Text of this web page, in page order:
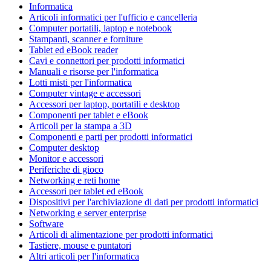
Informatica
Articoli informatici per l'ufficio e cancelleria
Computer portatili, laptop e notebook
Stampanti, scanner e forniture
Tablet ed eBook reader
Cavi e connettori per prodotti informatici
Manuali e risorse per l'informatica
Lotti misti per l'informatica
Computer vintage e accessori
Accessori per laptop, portatili e desktop
Componenti per tablet e eBook
Articoli per la stampa a 3D
Componenti e parti per prodotti informatici
Computer desktop
Monitor e accessori
Periferiche di gioco
Networking e reti home
Accessori per tablet ed eBook
Dispositivi per l'archiviazione di dati per prodotti informatici
Networking e server enterprise
Software
Articoli di alimentazione per prodotti informatici
Tastiere, mouse e puntatori
Altri articoli per l'informatica